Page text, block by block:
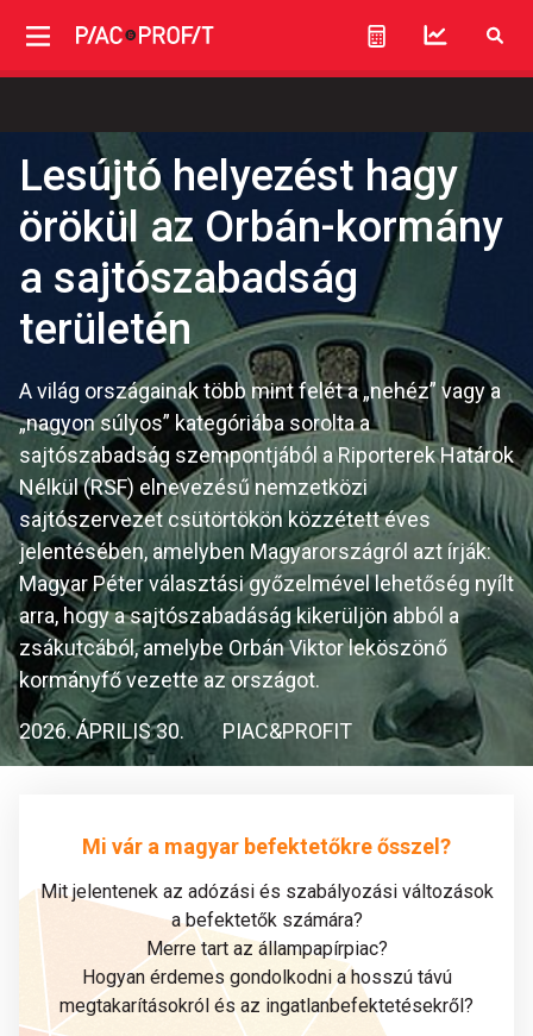
Lesújtó helyezést hagy
örökül az Orbán-kormány
a sajtószabadság
területén
A világ országainak több mint felét a „nehéz” vagy a
„nagyon súlyos” kategóriába sorolta a
sajtószabadság szempontjából a Riporterek Határok
Nélkül (RSF) elnevezésű nemzetközi
sajtószervezet csütörtökön közzétett éves
jelentésében, amelyben Magyarországról azt írják:
Magyar Péter választási győzelmével lehetőség nyílt
arra, hogy a sajtószabadáság kikerüljön abból a
zsákutcából, amelybe Orbán Viktor leköszönő
kormányfő vezette az országot.
2026. ÁPRILIS 30. PIAC&PROFIT
Mi vár a magyar befektetőkre ősszel?
Mit jelentenek az adózási és szabályozási változások
a befektetők számára?
Merre tart az állampapírpiac?
Hogyan érdemes gondolkodni a hosszú távú
megtakarításokról és az ingatlanbefektetésekről?